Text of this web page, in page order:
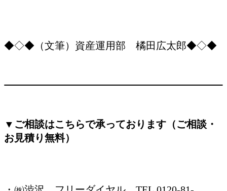
◆◇◆（文筆）資産運用部 橘田広太郎◆◇◆
▼ご相談はこちらで承っております（ご相談・
お見積り無料）